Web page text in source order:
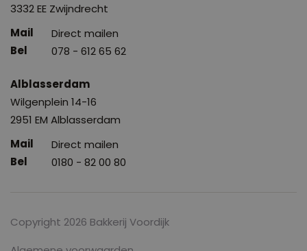
3332 EE Zwijndrecht
Direct mailen
078 - 612 65 62
Alblasserdam
Wilgenplein 14-16
2951 EM Alblasserdam
Direct mailen
0180 - 82 00 80
Copyright 2026 Bakkerij Voordijk